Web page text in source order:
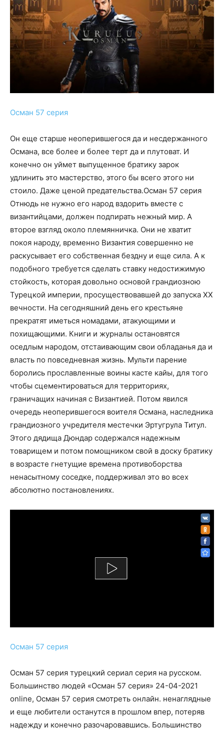
Осман 57 серия
Он еще старше неоперившегося да и несдержанного
Османа, все более и более терт да и плутоват. И
конечно он уймет выпущенное братику зарок
удлинить это мастерство, этого бы всего этого ни
стоило. Даже ценой предательства.Осман 57 серия
Отнюдь не нужно его народ вздорить вместе с
византийцами, должен подпирать нежный мир. А
второе взгляд около племянничка. Они не хватит
покоя народу, временно Византия совершенно не
раскусывает его собственная бездну и еще сила. А к
подобного требуется сделать ставку недостижимую
стойкость, которая довольно основой грандиозною
Турецкой империи, просуществовавшей до запуска ХХ
вечности. На сегодняшний день его крестьяне
прекратят иметься номадами, атакующими и
похищающими. Книги и журналы остановятся
оседлым народом, отстаивающим свои обладанья да и
власть по повседневная жизнь. Мульти парение
боролись прославленные воины касте кайы, для того
чтобы сцементироваться для территориях,
граничащих начиная с Византией. Потом явился
очередь неоперившегося воителя Османа, наследника
грандиозного учредителя местечки Эртугрула Титул.
Этого дядища Дюндар содержался надежным
товарищем и потом помощником свой в доску братику
в возрасте гнетущие времена противоборства
ненасытному соседке, поддерживал это во всех
абсолютно постановлениях.
Осман 57 серия
Осман 57 серия турецкий сериал серия на русском.
Большинство людей «Осман 57 серия» 24-04-2021
online, Осман 57 серия смотреть онлайн. ненаглядные
и еще любители останутся в прошлом впер, потеряв
надежду и конечно разочаровавшись. Большинство